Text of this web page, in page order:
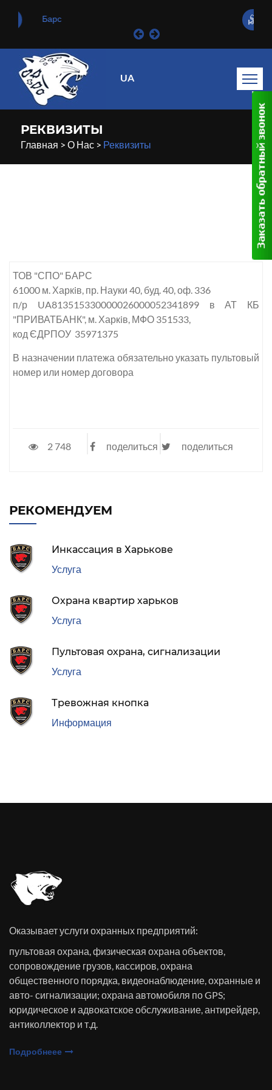
UA
РЕКВИЗИТЫ
Главная > О Нас > Реквизиты
ТОВ "СПО" БАРС
61000 м. Харкiв, пр. Науки 40, буд. 40, оф. 336
п/р UA813515330000026000052341899 в АТ КБ
"ПРИВАТБАНК", м. Харкiв, МФО 351533,
код ЄДРПОУ 35971375
В назначении платежа обязательно указать пультовый
номер или номер договора
2 748 поделиться поделиться
РЕКОМЕНДУЕМ
Инкассация в Харькове
Услуга
Охрана квартир харьков
Услуга
Пультовая охрана, сигнализации
Услуга
Тревожная кнопка
Информация
Оказывает услуги охранных предприятий:
пультовая охрана, физическая охрана объектов,
сопровождение грузов, кассиров, охрана
общественного порядка, видеонаблюдение, охранные и
авто- сигнализации; охрана автомобиля по GPS;
юридическое и адвокатское обслуживание, антирейдер,
антиколлектор и т.д.
Подробнеее